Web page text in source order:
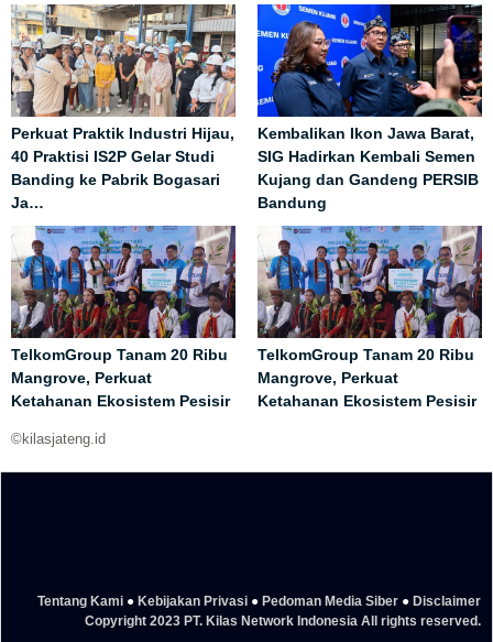
Perkuat Praktik Industri Hijau,
40 Praktisi IS2P Gelar Studi
Banding ke Pabrik Bogasari
Ja…
Kembalikan Ikon Jawa Barat,
SIG Hadirkan Kembali Semen
Kujang dan Gandeng PERSIB
Bandung
TelkomGroup Tanam 20 Ribu
Mangrove, Perkuat
Ketahanan Ekosistem Pesisir
TelkomGroup Tanam 20 Ribu
Mangrove, Perkuat
Ketahanan Ekosistem Pesisir
©kilasjateng.id
Tentang Kami ● Kebijakan Privasi ● Pedoman Media Siber ● Disclaimer
Copyright 2023 PT. Kilas Network Indonesia All rights reserved.